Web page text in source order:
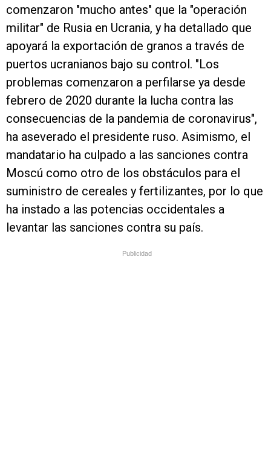
comenzaron "mucho antes" que la "operación
militar" de Rusia en Ucrania, y ha detallado que
apoyará la exportación de granos a través de
puertos ucranianos bajo su control. "Los
problemas comenzaron a perfilarse ya desde
febrero de 2020 durante la lucha contra las
consecuencias de la pandemia de coronavirus",
ha aseverado el presidente ruso. Asimismo, el
mandatario ha culpado a las sanciones contra
Moscú como otro de los obstáculos para el
suministro de cereales y fertilizantes, por lo que
ha instado a las potencias occidentales a
levantar las sanciones contra su país.
Publicidad